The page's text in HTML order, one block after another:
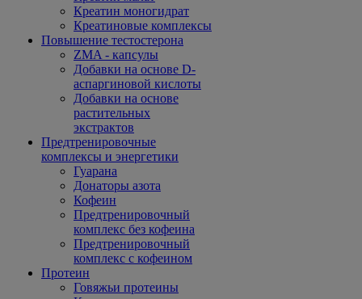
Креатин моногидрат
Креатиновые комплексы
Повышение тестостерона
ZMA - капсулы
Добавки на основе D-
аспаргиновой кислоты
Добавки на основе
растительных
экстрактов
Предтренировочные
комплексы и энергетики
Гуарана
Донаторы азота
Кофеин
Предтренировочный
комплекс без кофеина
Предтренировочный
комплекс с кофеином
Протеин
Говяжьи протеины